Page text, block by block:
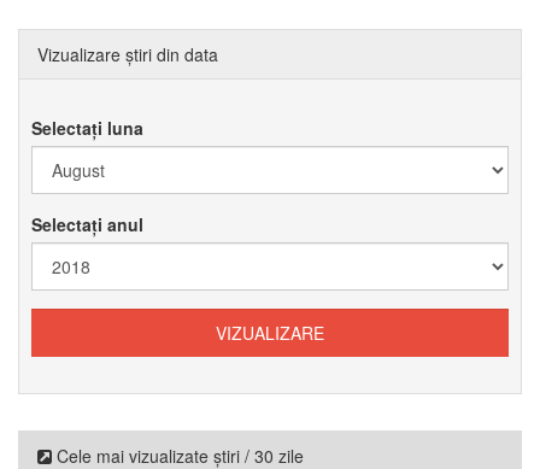
Vizualizare știri din data
Selectați luna
Selectați anul
Cele mai vizualizate știri / 30 zile